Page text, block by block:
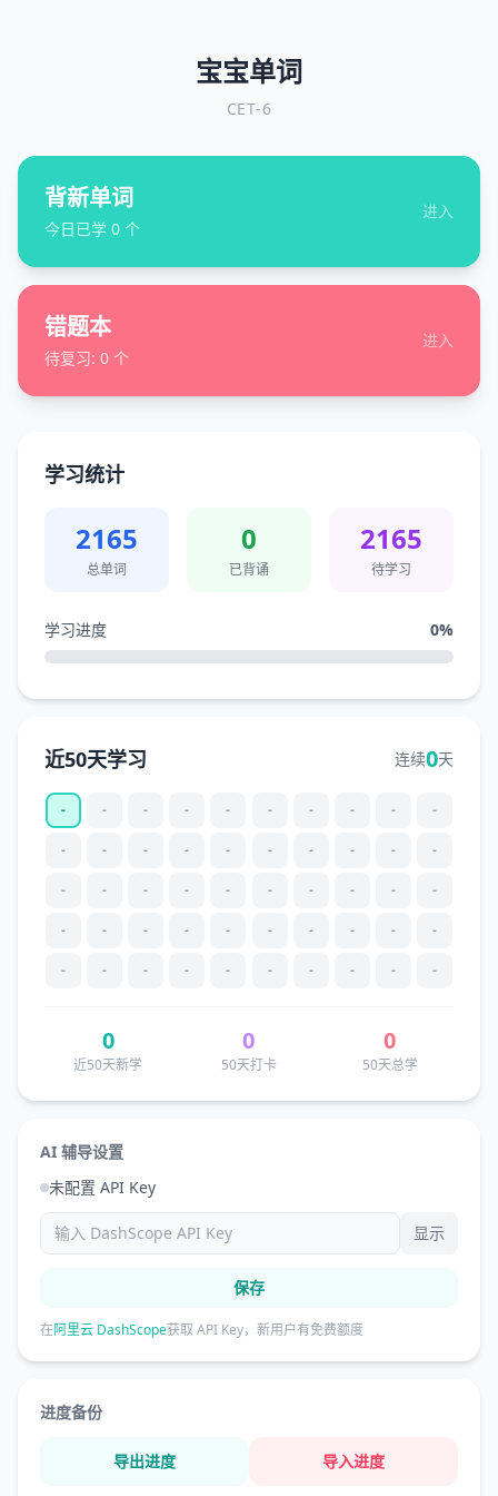
宝宝单词
CET-6
背新单词
今日已学 0 个
进入
错题本
待复习: 0 个
进入
学习统计
2165
总单词
0
已背诵
2165
待学习
学习进度 0%
近50天学习 连续0天
- - - - - - - - - -
- - - - - - - - - -
- - - - - - - - - -
- - - - - - - - - -
- - - - - - - - - -
0
近50天新学
0
50天打卡
0
50天总学
AI 辅导设置
未配置 API Key
显示
保存
在阿里云 DashScope获取 API Key，新用户有免费额度
进度备份
导出进度 导入进度